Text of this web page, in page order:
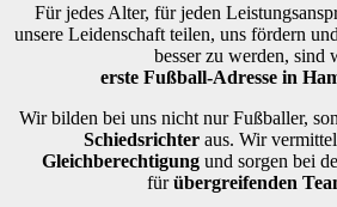
Für jedes Alter, für jeden
unsere Leidenschaft teilen, uns fördern
besser zu werden, sind
erste Fußball-Adresse in
Wir bilden bei uns nicht nur Fußballer,
Schiedsrichteraus. Wir
Gleichberechtigung und sorgen bei
fürübergreifenden